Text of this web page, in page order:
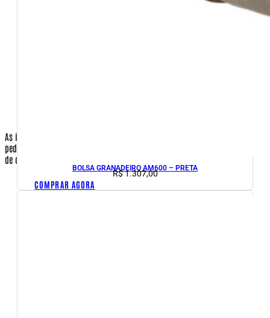
BOLSA GRANADEIRO AM600 – PRETA
R$1.307,00
COMPRAR AGORA
Operadora do Cartão de Crédito (apenas quando a opção de
As informações do cartão de crédito são necessárias para o faturamento do
pedido, apenas quando o cliente for efetuar o pagamento com o seu cartão
de crédito.No caso de envio de sua compra para terceiros:
Nome completo da pessoa que receberá a encomenda.